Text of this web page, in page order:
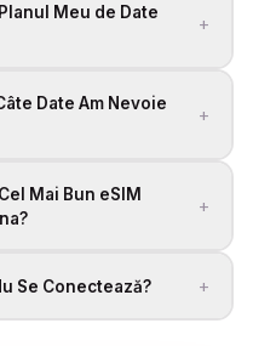
Meu de Date
+
Date Am Nevoie
+
Mai Bun eSIM
+
Se Conectează? +